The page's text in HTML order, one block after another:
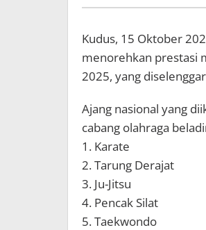
Kudus, 15 Oktober
menorehkan prestasi
2025, yang
Ajang nasional yang
cabang olahraga
1. Karate
2. Tarung Derajat
3. Ju-Jitsu
4. Pencak Silat
5. Taekwondo